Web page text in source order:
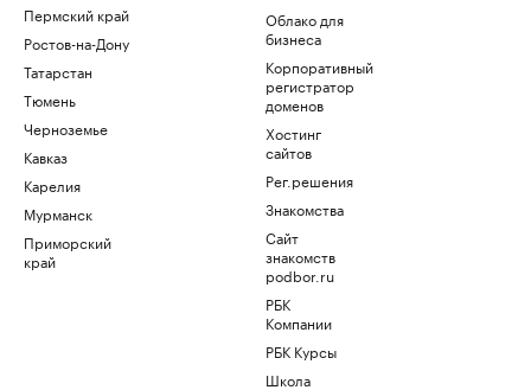
Пермский край
Ростов-на-Дону
Татарстан
Тюмень
Черноземье
Кавказ
Карелия
Мурманск
Приморский
край
Облако для
бизнеса
Корпоративный
регистратор
доменов
Хостинг
сайтов
Рег.решения
Знакомства
Сайт
знакомств
podbor.ru
РБК
Компании
РБК Курсы
Школа